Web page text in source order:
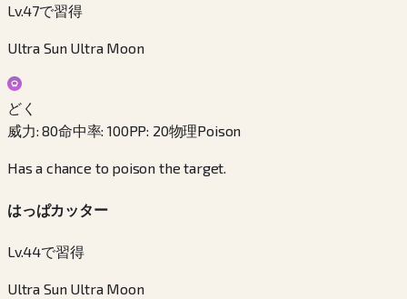
Lv.47で習得
Ultra Sun Ultra Moon
どく
威力:80命中率:100PP: 20物理Poison
Has a chance to poison the target.
はっぱカッター
Lv.44で習得
Ultra Sun Ultra Moon